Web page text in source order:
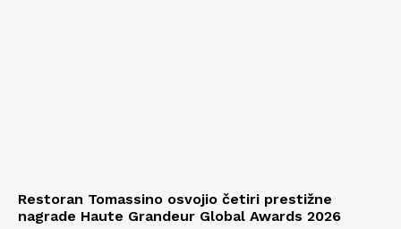
Restoran Tomassino osvojio četiri prestižne
nagrade Haute Grandeur Global Awards 2026